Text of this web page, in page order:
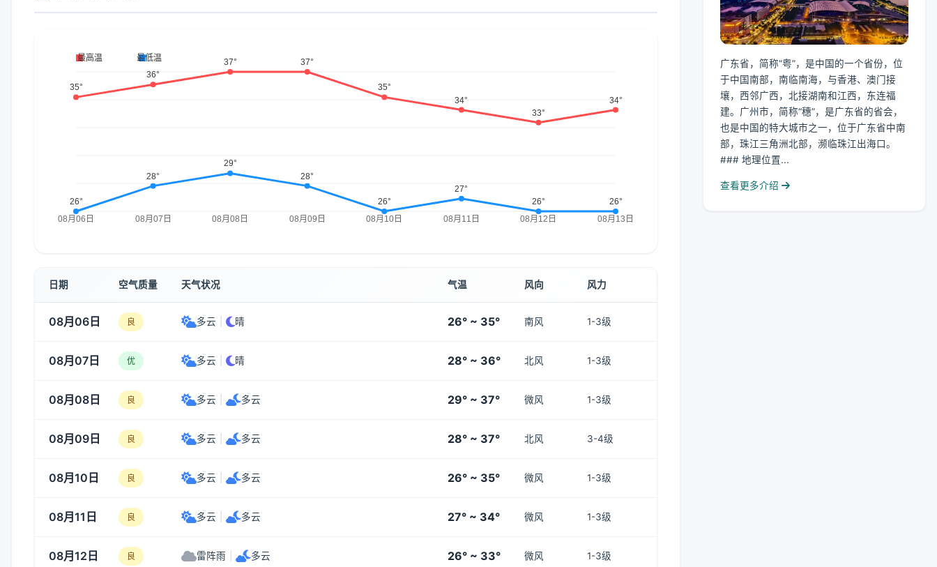
日期 空气质量 天气状况 气温 风向 风力
08月06日 良 多云 晴 26° ~ 35° 南风 1-3级
08月07日 优 多云 晴 28° ~ 36° 北风 1-3级
08月08日 良 多云 多云 29° ~ 37° 微风 1-3级
08月09日 良 多云 多云 28° ~ 37° 北风 3-4级
08月10日 良 多云 多云 26° ~ 35° 微风 1-3级
08月11日 良 多云 多云 27° ~ 34° 微风 1-3级
08月12日 良 雷阵雨 多云 26° ~ 33° 微风 1-3级
广东省，简称“粤”，是中国的一个省份，位
于中国南部，南临南海，与香港、澳门接
壤，西邻广西，北接湖南和江西，东连福
建。广州市，简称“穗”，是广东省的省会，
也是中国的特大城市之一，位于广东省中南
部，珠江三角洲北部，濒临珠江出海口。
### 地理位置...
查看更多介绍